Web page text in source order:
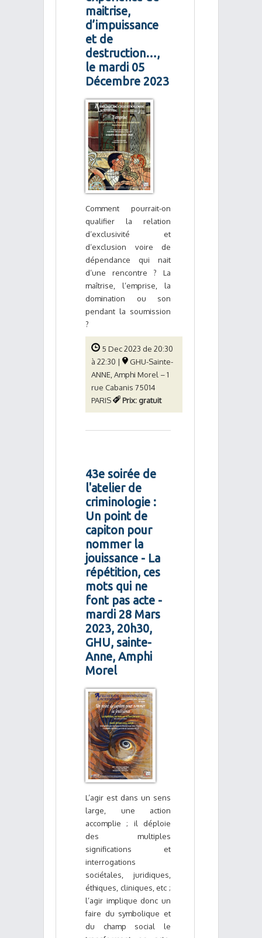
maitrise,
d’impuissance
et de
destruction…,
le mardi 05
Décembre 2023
Comment pourrait-on
qualifier la relation
d’exclusivité et
d’exclusion voire de
dépendance qui nait
d’une rencontre ? La
maîtrise, l’emprise, la
domination ou son
pendant la soumission
?
5 Dec 2023 de 20:30
à 22:30 |
GHU-Sainte-
ANNE, Amphi Morel – 1
rue Cabanis 75014
PARIS
Prix: gratuit
43e soirée de
l'atelier de
criminologie :
Un point de
capiton pour
nommer la
jouissance - La
répétition, ces
mots qui ne
font pas acte -
mardi 28 Mars
2023, 20h30,
GHU, sainte-
Anne, Amphi
Morel
L’agir est dans un sens
large, une action
accomplie ; il déploie
des multiples
significations et
interrogations
sociétales, juridiques,
éthiques, cliniques, etc ;
l’agir implique donc un
faire du symbolique et
du champ social le